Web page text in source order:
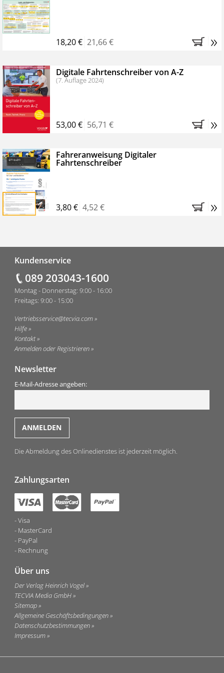
Bestellen Sie jetzt das VerkehrsRundschau Profipaket im
Kennenlern-Abo für zwei Monate (inkl. der derzeitig
Monaten brauchen Sie nichts weiter tun, das
Abonnement endet automatisch, es entstehen keine
weiteren Verpflichtungen.
18,20 € 21,66 € »
Digitale Fahrtenschreiber von A-Z
(7. Auflage 2024)
53,00 € 56,71 € »
Fahreranweisung Digitaler
Fahrtenschreiber
3,80 € 4,52 € »
Kundenservice
089 203043-1600
Montag - Donnerstag: 9:00 - 16:00
Freitags: 9:00 - 15:00
Vertriebsservice@tecvia.com
Hilfe
Kontakt
Anmelden oder Registrieren
Newsletter
E-Mail-Adresse angeben:
Die Abmeldung des Onlinedienstes ist jederzeit möglich.
Zahlungsarten
Visa
MasterCard
PayPal
Rechnung
Über uns
Der Verlag Heinrich Vogel
TECVIA Media GmbH
Sitemap
Allgemeine Geschäftsbedingungen
Datenschutzbestimmungen
Impressum